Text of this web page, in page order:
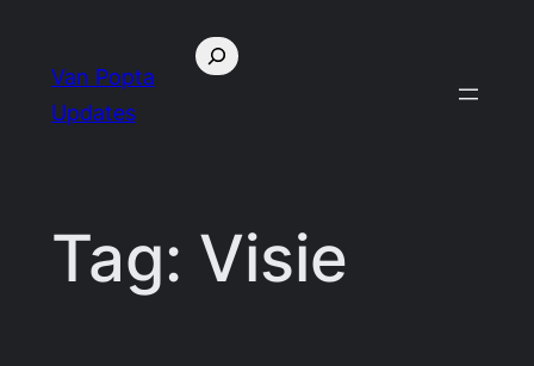
Van Popta
Updates
Search
Tag: Visie